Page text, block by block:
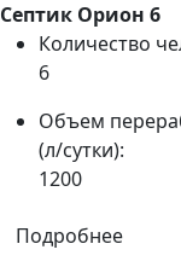
Септик Орион 6
Количество
6
Объем
(л/сутки):
1200
Подробнее